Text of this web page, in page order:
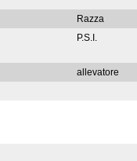
Razza
P.S.I.
allevatore